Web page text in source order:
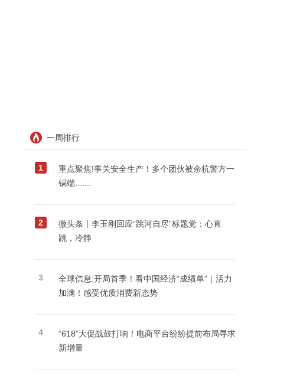
一周排行
1
重点聚焦!事关安全生产！多个团伙被余杭警方一
锅端.......
2
微头条丨李玉刚回应“跳河自尽”标题党：心直
跳，冷静
3
全球信息:开局首季！看中国经济“成绩单”｜活力
加满！感受优质消费新态势
4
“618”大促战鼓打响！电商平台纷纷提前布局寻求
新增量